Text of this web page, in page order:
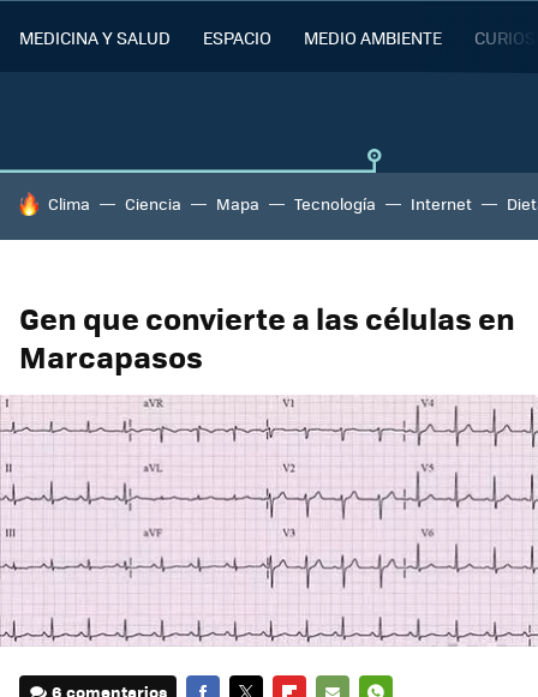
MEDICINA Y SALUD ESPACIO MEDIO AMBIENTE
HOY SE HABLA DE
Clima Ciencia Mapa Tecnología Internet
Gen que convierte a las células en
Marcapasos
6 comentarios